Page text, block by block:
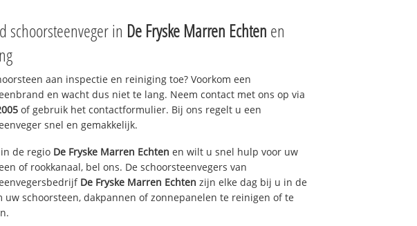
schoorsteenveger in De Fryske Marren Echten en
aan inspectie en reiniging toe? Voorkom een
en wacht dus niet te lang. Neem contact met ons op via
of gebruik het contactformulier. Bij ons regelt u een
snel en gemakkelijk.
de regio De Fryske Marren Echten en wilt u snel hulp voor uw
of rookkanaal, bel ons. De schoorsteenvegers van
De Fryske Marren Echten zijn elke dag bij u in de
uw schoorsteen, dakpannen of zonnepanelen te reinigen of te